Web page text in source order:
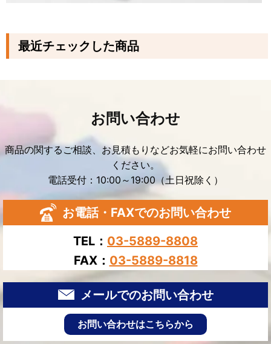
最近チェックした商品
お問い合わせ
商品の関するご相談、お見積もりなどお気軽にお問い合わせ
ください。
電話受付：10:00～19:00（土日祝除く）
お電話・FAXでのお問い合わせ
TEL： 03-5889-8808
FAX： 03-5889-8818
メールでのお問い合わせ
お問い合わせはこちらから